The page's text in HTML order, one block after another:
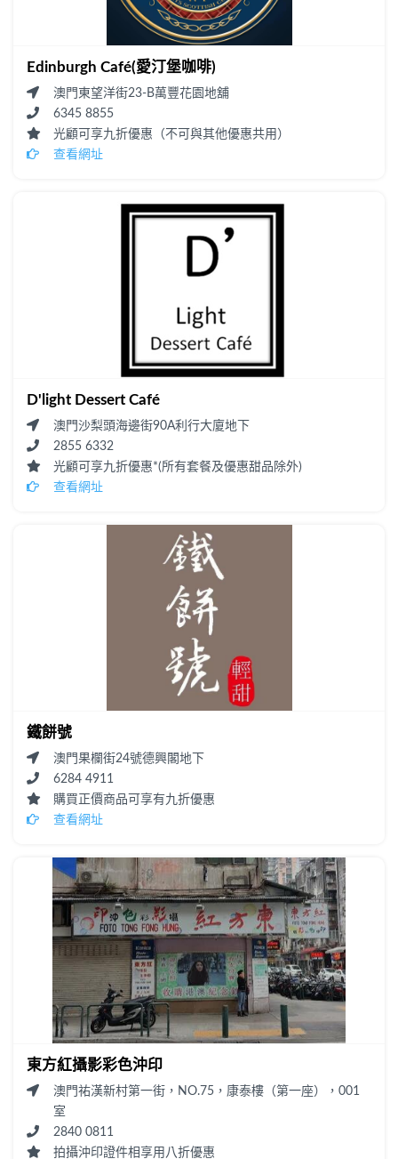
Edinburgh Café(愛汀堡咖啡)
澳門東望洋街23-B萬豐花園地舖
6345 8855
光顧可享九折優惠（不可與其他優惠共用）
查看網址
D'light Dessert Café
澳門沙梨頭海邊街90A利行大廈地下
2855 6332
光顧可享九折優惠*(所有套餐及優惠甜品除外)
查看網址
鐵餅號
澳門果欄街24號德興閣地下
6284 4911
購買正價商品可享有九折優惠
查看網址
東方紅攝影彩色沖印
澳門祐漢新村第一街，NO.75，康泰樓（第一座），001
室
2840 0811
拍攝沖印證件相享用八折優惠